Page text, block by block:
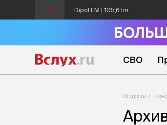
Dipol FM | 105,6 fm
СВО
Вслух.ru